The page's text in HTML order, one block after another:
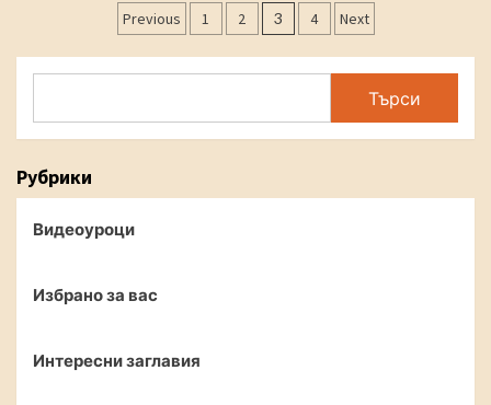
Posts
navigation
Previous 1 2 3 4 Next
Търси
Рубрики
Видеоуроци
Избрано за вас
Интересни заглавия